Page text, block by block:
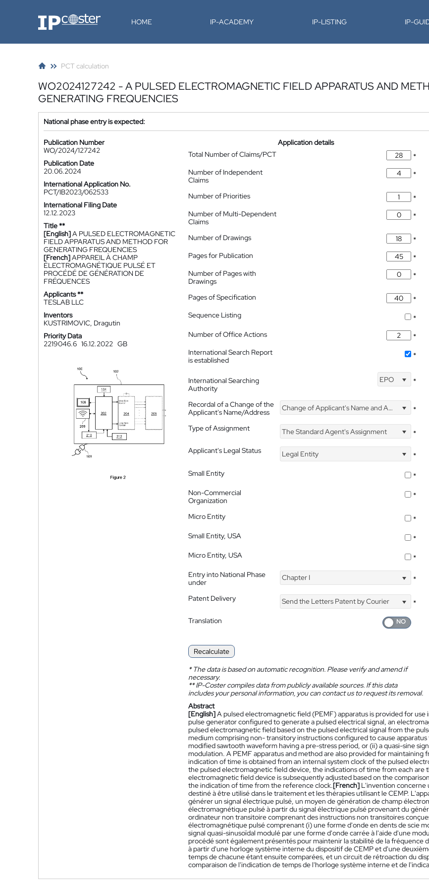
IP-Coster HOME IP-ACADEMY IP-LISTING IP-
PCT calculation
WO2024127242 - A PULSED ELECTROMAGNETIC FIELD APPARATUS AND
GENERATING FREQUENCIES
National phase entry is expected:
Publication Number
WO/2024/127242
Publication Date
20.06.2024
International Application No.
PCT/IB2023/062533
International Filing Date
12.12.2023
Title **
[English]A PULSED ELECTROMAGNETIC
FIELD APPARATUS AND METHOD FOR
GENERATING FREQUENCIES
[French]APPAREIL À CHAMP
ÉLECTROMAGNÉTIQUE PULSÉ ET
PROCÉDÉ DE GÉNÉRATION DE
FRÉQUENCES
Applicants **
TESLAB LLC
Inventors
KUSTRIMOVIC, Dragutin
Priority Data
2219046.6 16.12.2022 GB
Application details
Total Number of Claims/PCT
*
Number of Independent
Claims
*
Number of Priorities
*
Number of Multi-Dependent
Claims
*
Number of Drawings
*
Pages for Publication
*
Number of Pages with
Drawings
*
Pages of Specification
*
Sequence Listing
*
Number of Office Actions
*
International Search Report
is established
*
International Searching
Authority
EPO *
Recordal of a Change of the
Applicant's Name/Address
Change of Applicant's Name and Address *
Type of Assignment The Standard Agent's Assignment
*
Applicant's Legal Status
Legal Entity
*
Small Entity
*
Non-Commercial
Organization
*
Micro Entity
*
Small Entity, USA
*
Micro Entity, USA
*
Entry into National Phase
under
Chapter I *
Patent Delivery Send the Letters Patent by Courier
*
Translation
Recalculate
*The data is based on automatic recognition. Please verify and amend if
necessary.
**IP-Coster compiles data from publicly available sources. If this data
includes your personal information, you can contact us to request its removal.
Abstract
[English]A pulsed electromagnetic field (PEMF) apparatus is provided for
pulse generator configured to generate a pulsed electrical signal, an
pulsed electromagnetic field based on the pulsed electrical signal from the
medium comprising non- transitory instructions configured to cause
modified sawtooth waveform having a pre-stress period, or (ii) a quasi-sine
modulation. A PEMF apparatus and method are also provided for maintaining
indication of time is obtained from an internal system clock of the pulsed
the pulsed electromagnetic field device, the indications of time from each
electromagnetic field device is subsequently adjusted based on the
the indication of time from the reference clock.[French] L'invention concerne
destiné à être utilisé dans le traitement et les thérapies utilisant le CEMP.
générer un signal électrique pulsé, un moyen de génération de champ
électromagnétique pulsé à partir du signal électrique pulsé provenant du
ordinateur non transitoire comprenant des instructions non transitoires
électromagnétique pulsé comprenant (i) une forme d'onde en dents de scie
signal quasi-sinusoïdal modulé par une forme d'onde carrée à l'aide d'une
procédé sont également présentés pour maintenir la stabilité de la fréquence
à partir d'une horloge système interne du dispositif de CEMP et d'une
temps de chacune étant ensuite comparées, et un circuit de rétroaction du
comparaison de l'indication de temps de l'horloge système interne et de